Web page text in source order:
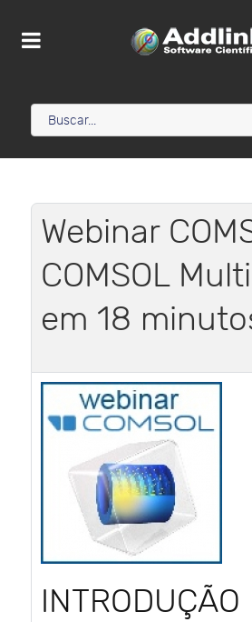
Webinar
COMSOL
em 18
INTRODUÇÃO